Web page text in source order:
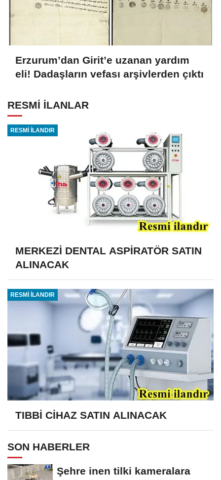
Erzurum’dan Girit’e uzanan yardım
eli! Dadaşların vefası arşivlerden çıktı
RESMİ İLANLAR
RESMİ İLANDIR
MERKEZİ DENTAL ASPİRATÖR SATIN
ALINACAK
RESMİ İLANDIR
TIBBİ CİHAZ SATIN ALINACAK
SON HABERLER
Şehre inen tilki kameralara